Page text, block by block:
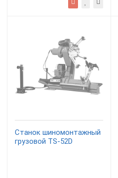
Станок шиномонтажный
грузовой TS-52D